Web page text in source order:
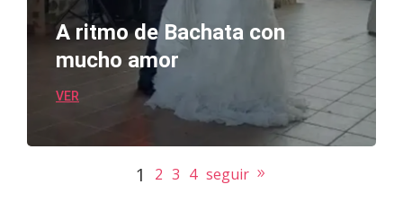
A ritmo de Bachata con
mucho amor
VER
1 2 3 4 seguir